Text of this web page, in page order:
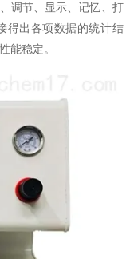
调节、显示、记忆、打
得出各项数据的统计结
能稳定。